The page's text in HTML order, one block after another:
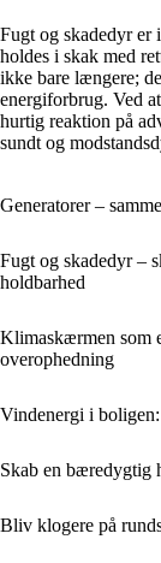
Fugt og skadedyr er
holdes i skak med
ikke bare længere;
energiforbrug. Ved
hurtig reaktion på
sundt og
Generatorer –
Fugt og skadedyr –
holdbarhed
Klimaskærmen som
overophedning
Vindenergi i
Skab en bæredygtig
Bliv klogere på